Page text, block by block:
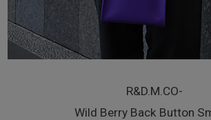
R&D.M.CO-
Wild Berry Back Button